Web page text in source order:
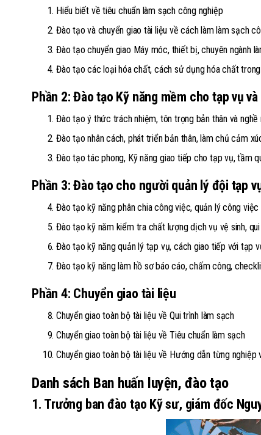
Hiểu biết về tiêu chuẩn làm sạch công nghiệp
Đào tạo và chuyển giao tài liệu về cách làm làm sạch
Đào tạo chuyển giao Máy móc, thiết bị, chuyên ngành
Đào tạo các loại hóa chất, cách sử dụng hóa chất
Phần 2: Đào tạo Kỹ năng mềm cho tạp vụ
Đào tạo ý thức trách nhiệm, tôn trọng bản thân và nghề
Đào tạo nhân cách, phát triển bản thân, làm chủ cảm
Đào tạo tác phong, Kỹ năng giao tiếp cho tạp vụ, tầm
Phần 3: Đào tạo cho người quản lý đội tạp
Đào tạo kỹ năng phân chia công việc, quản lý công việc
Đào tạo kỹ năm kiểm tra chất lượng dịch vụ vệ sinh,
Đào tạo kỹ năng quản lý tạp vụ, cách giao tiếp với tạp
Đào tạo kỹ năng làm hồ sơ báo cáo, chấm công,
Phần 4: Chuyển giao tài liệu
Chuyển giao toàn bộ tài liệu về Qui trình làm sạch
Chuyển giao toàn bộ tài liệu về Tiêu chuẩn làm sạch
Chuyển giao toàn bộ tài liệu về Hướng dẫn từng
Danh sách Ban huấn luyện, đào tạo
1. Trưởng ban đào tạo Kỹ sư, giám đốc